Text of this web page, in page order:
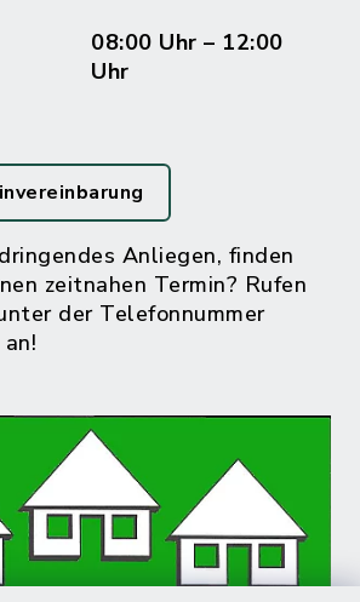
08:00 Uhr – 12:00
Uhr
Anliegen, finden
zeitnahen Termin? Rufen
der Telefonnummer